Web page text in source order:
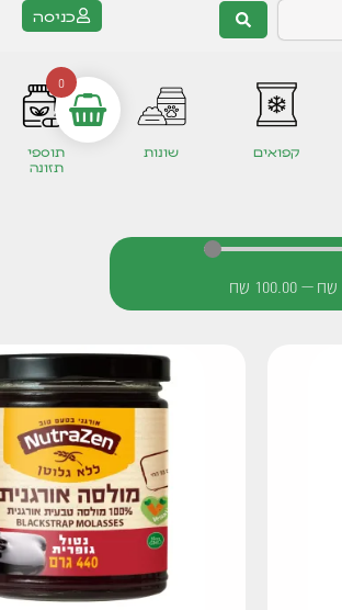
כניסה
קפואים שונות
תוספי
תזונה
שח —
100.00 שח
0